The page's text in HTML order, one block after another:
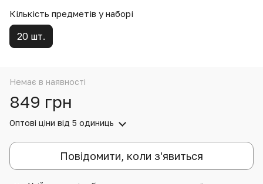
Кількість предметів у наборі
20 шт.
Немає в наявності
849 грн
Оптові ціни від 5 одиниць
Повідомити, коли з'явиться